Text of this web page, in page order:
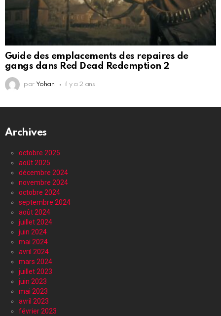
Guide des emplacements des repaires de
gangs dans Red Dead Redemption 2
par Yohan il y a 2 ans
Archives
octobre 2025
août 2025
décembre 2024
novembre 2024
octobre 2024
septembre 2024
août 2024
juillet 2024
juin 2024
mai 2024
avril 2024
mars 2024
juillet 2023
juin 2023
mai 2023
avril 2023
février 2023